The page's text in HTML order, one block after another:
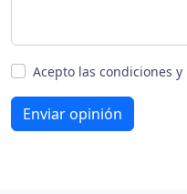
Acepto las condiciones
Enviar opinión